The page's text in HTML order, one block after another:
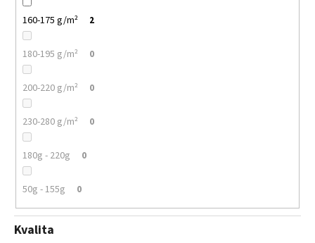
160-175 g/m² 2
180-195 g/m² 0
200-220 g/m² 0
230-280 g/m² 0
180g - 220g 0
50g - 155g 0
Kvalita